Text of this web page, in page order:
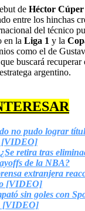
de Héctor Cúper
entre los hinchas
del técnico
en la Liga 1 y la
como el de
buscará
argentino.
no pudo lograr
[VIDEO]
retira tras
de la NBA?
extranjera
[VIDEO]
sin goles con
[VIDEO]